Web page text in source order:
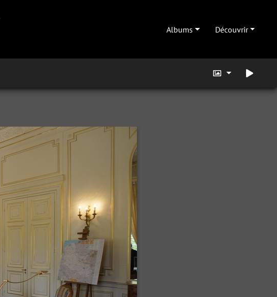
Albums Découvrir